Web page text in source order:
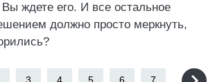
ждете его. И все остальное
должно просто меркнуть,